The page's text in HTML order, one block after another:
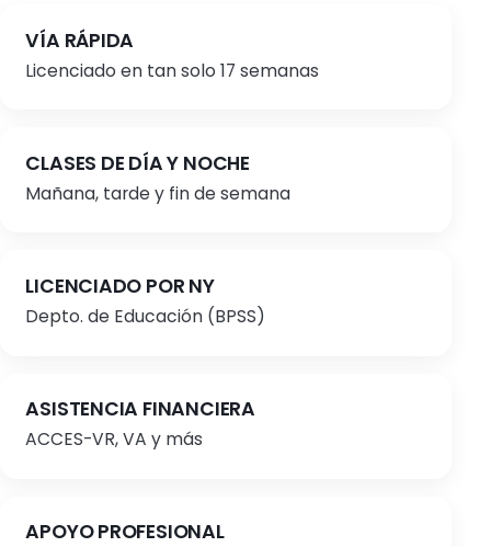
VÍA RÁPIDA
Licenciado en tan solo 17 semanas
CLASES DE DÍA Y NOCHE
Mañana, tarde y fin de semana
LICENCIADO POR NY
Depto. de Educación (BPSS)
ASISTENCIA FINANCIERA
ACCES-VR, VA y más
APOYO PROFESIONAL